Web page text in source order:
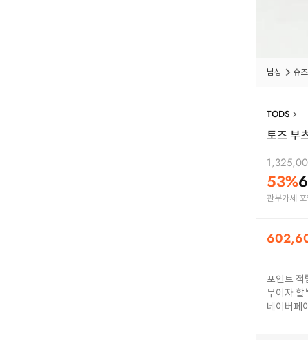
남성 슈즈
TODS
토즈 부
53%
관부가세
포인트 적
무이자 할
네이버페